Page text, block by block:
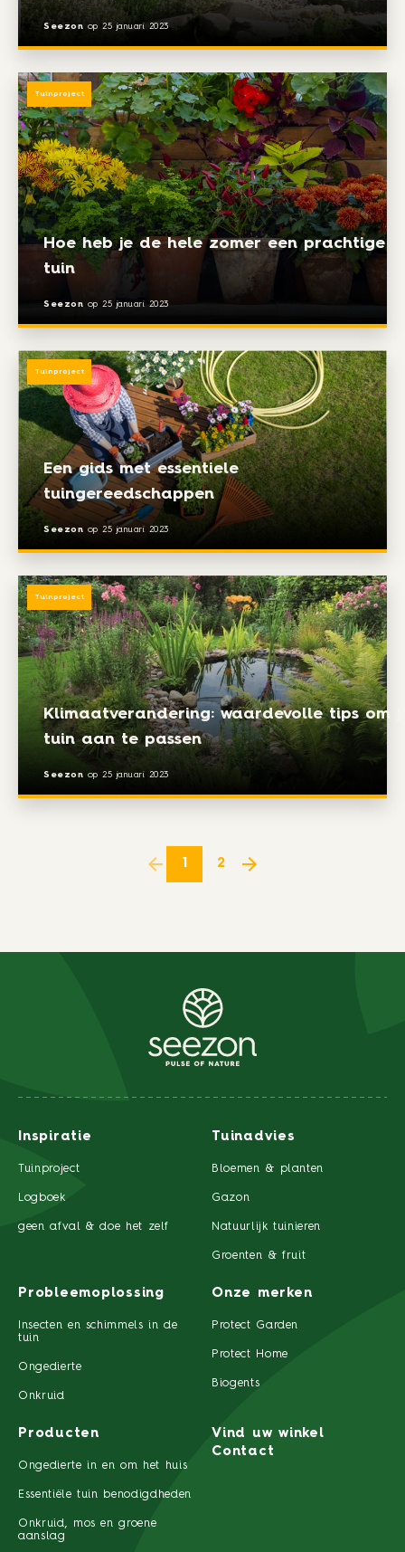
Seezon op 25 januari 2023
Hoe heb je de hele zomer een prachtige
tuin
Seezon op 25 januari 2023
Tuinproject
Een gids met essentiele
tuingereedschappen
Seezon op 25 januari 2023
Tuinproject
Klimaatverandering: waardevolle tips om
tuin aan te passen
Seezon op 25 januari 2023
Tuinproject
1 2
Inspiratie
Tuinproject
Logboek
geen afval & doe het zelf
Tuinadvies
Bloemen & planten
Gazon
Natuurlijk tuinieren
Groenten & fruit
Probleemoplossing
Insecten en schimmels in de
tuin
Ongedierte
Onkruid
Onze merken
Protect Garden
Protect Home
Biogents
Producten
Ongedierte in en om het huis
Essentiële tuin benodigdheden
Onkruid, mos en groene
aanslag
Vind uw winkel
Contact